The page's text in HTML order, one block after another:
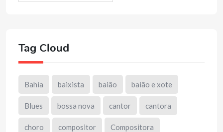
Tag Cloud
Bahia baixista baião baião e xote
Blues bossa nova cantor cantora
choro compositor Compositora